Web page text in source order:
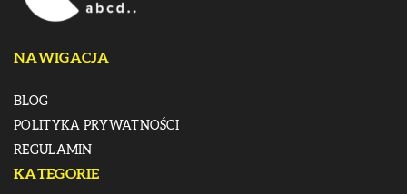
NAWIGACJA
BLOG
POLITYKA PRYWATNOŚCI
REGULAMIN
KATEGORIE